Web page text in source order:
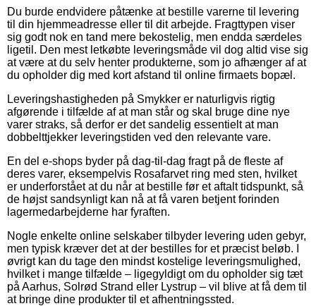
Du burde endvidere påtænke at bestille varerne til levering
til din hjemmeadresse eller til dit arbejde. Fragttypen viser
sig godt nok en tand mere bekostelig, men endda særdeles
ligetil. Den mest letkøbte leveringsmåde vil dog altid vise sig
at være at du selv henter produkterne, som jo afhænger af at
du opholder dig med kort afstand til online firmaets bopæl.
Leveringshastigheden på Smykker er naturligvis rigtig
afgørende i tilfælde af at man står og skal bruge dine nye
varer straks, så derfor er det sandelig essentielt at man
dobbelttjekker leveringstiden ved den relevante vare.
En del e-shops byder på dag-til-dag fragt på de fleste af
deres varer, eksempelvis Rosafarvet ring med sten, hvilket
er underforstået at du når at bestille før et aftalt tidspunkt, så
de højst sandsynligt kan nå at få varen betjent forinden
lagermedarbejderne har fyraften.
Nogle enkelte online selskaber tilbyder levering uden gebyr,
men typisk kræver det at der bestilles for et præcist beløb. I
øvrigt kan du tage den mindst kostelige leveringsmulighed,
hvilket i mange tilfælde – ligegyldigt om du opholder sig tæt
på Aarhus, Solrød Strand eller Lystrup – vil blive at få dem til
at bringe dine produkter til et afhentningssted.